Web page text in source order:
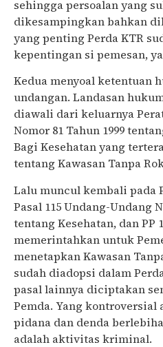
sehingga persoalan yang
dikesampingkan bahkan
yang penting Perda KTR
kepentingan si pemesan,
Kedua menyoal ketentuan
undangan. Landasan
diawali dari keluarnya
Nomor 81 Tahun 1999
Bagi Kesehatan yang
tentang Kawasan Tanpa
Lalu muncul kembali pada
Pasal 115 Undang-Undang
tentang Kesehatan, dan PP
memerintahkan untuk
menetapkan Kawasan
sudah diadopsi dalam
pasal lainnya diciptakan
Pemda. Yang kontroversial
pidana dan denda
adalah aktivitas kriminal.